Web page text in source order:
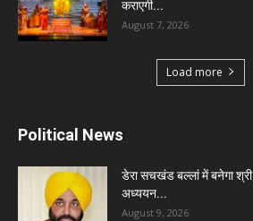
कराएगी...
August 7, 2026
Load more
Political News
डेरा सचखंड बल्लां में बनेगा श्री
अध्ययन...
August 9, 2026